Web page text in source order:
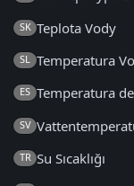
SK Teplota Vody
SL Temperatura
ES Temperatura
SV
TR Su Sıcaklığı